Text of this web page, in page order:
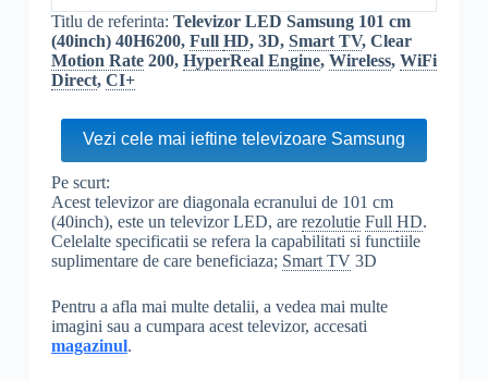
Titlu de referinta: Televizor LED Samsung 101 cm
(40inch) 40H6200, Full HD, 3D, Smart TV, Clear
Motion Rate200, HyperReal Engine, Wireless, WiFi
Direct, CI+
Vezi cele mai ieftine televizoare Samsung
Pe scurt:
Acest televizor are diagonala ecranului de 101 cm
(40inch), este un televizor LED, are rezolutie Full HD.
Celelalte specificatii se refera la capabilitati si functiile
suplimentare de care beneficiaza; Smart TV3D
Pentru a afla mai multe detalii, a vedea mai multe
imagini sau a cumpara acest televizor, accesati
magazinul.